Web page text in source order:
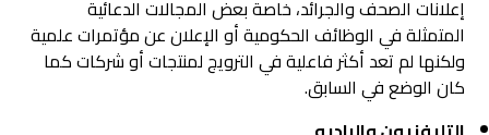
إعلانات الصحف والجرائد، خاصة بعض المجالات الدعائية
المتمثلة في الوظائف الحكومية أو الإعلان عن مؤتمرات علمية
ولكنها لم تعد أكثر فاعلية في الترويج لمنتجات أو شركات كما
كان الوضع في السابق.